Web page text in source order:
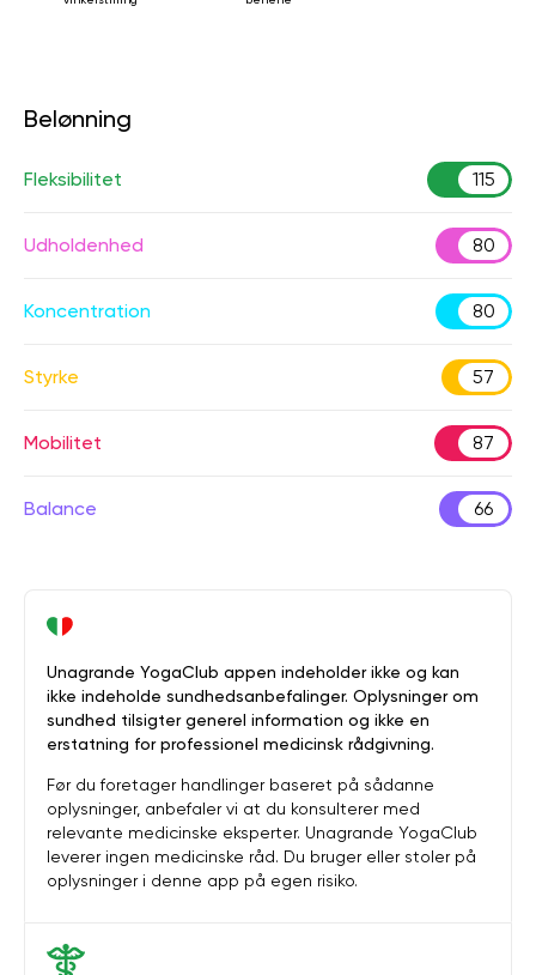
Belønning
Fleksibilitet 115
Udholdenhed 80
Koncentration 80
Styrke 57
Mobilitet 87
Balance 66
Unagrande YogaClub appen indeholder ikke og kan
ikke indeholde sundhedsanbefalinger. Oplysninger om
sundhed tilsigter generel information og ikke en
erstatning for professionel medicinsk rådgivning.
Før du foretager handlinger baseret på sådanne
oplysninger, anbefaler vi at du konsulterer med
relevante medicinske eksperter. Unagrande YogaClub
leverer ingen medicinske råd. Du bruger eller stoler på
oplysninger i denne app på egen risiko.